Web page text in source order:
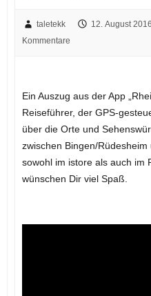
taletekk 12. August 2016
Kommentare
Ein Auszug aus der App
Reiseführer, der GPS-
über die Orte und
zwischen Bingen/
sowohl im istore als auch im
wünschen Dir viel Spaß.